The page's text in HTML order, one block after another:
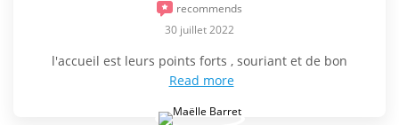
recommends
30 juillet 2022
l'accueil est leurs points forts , souriant et de bon
Read more